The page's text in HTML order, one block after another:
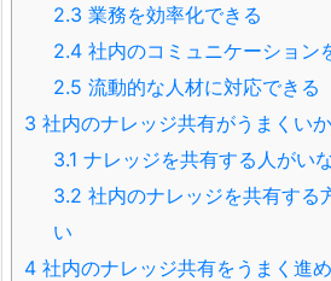
2.3 業務を効率化できる
2.4 社内のコミュニケーション
2.5 流動的な人材に対応できる
3 社内のナレッジ共有がうまくい
3.1 ナレッジを共有する人がい
3.2 社内のナレッジを共有する
い
4 社内のナレッジ共有をうまく進